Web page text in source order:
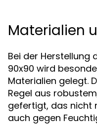
Materialien
Bei der Herstellung
90x90 wird
Materialien gelegt.
Regel aus
gefertigt, das nicht
auch gegen